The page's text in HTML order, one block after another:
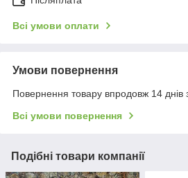
Всі умови оплати
Умови повернення
Повернення товару впродовж 14 днів
Всі умови повернення
Подібні товари компанії